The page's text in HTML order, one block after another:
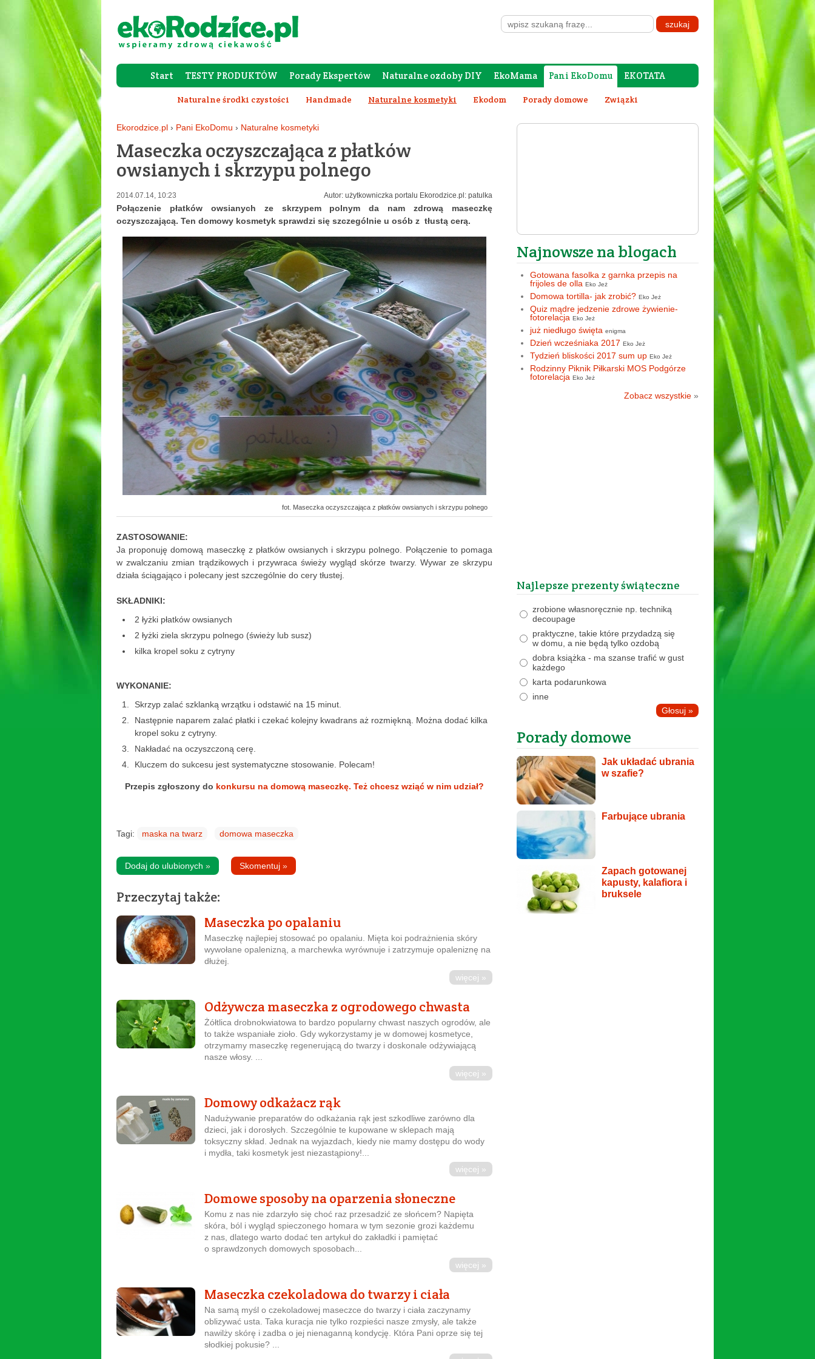
Start TESTY PRODUKTÓW Porady Ekspertów Naturalne ozdoby DIY EkoMama Pani EkoDomu EKOTATA
Forum Rodziców Galeria Szafing
Naturalne środki czystości Handmade Naturalne kosmetyki Ekodom Porady domowe Związki
Ekorodzice.pl › Pani EkoDomu › Naturalne kosmetyki
Maseczka oczyszczająca z płatków
owsianych i skrzypu polnego
Autor: użytkowniczka portalu Ekorodzice.pl: patulka
2014.07.14, 10:23
Połączenie płatków owsianych ze skrzypem polnym da nam zdrową maseczkę
oczyszczającą. Ten domowy kosmetyk sprawdzi się szczególnie u osób z tłustą cerą.
fot. Maseczka oczyszczająca z płatków owsianych i skrzypu polnego
ZASTOSOWANIE:
Ja proponuję domową maseczkę z płatków owsianych i skrzypu polnego. Połączenie to pomaga
w zwalczaniu zmian trądzikowych i przywraca świeży wygląd skórze twarzy. Wywar ze skrzypu
działa ściągająco i polecany jest szczególnie do cery tłustej.
SKŁADNIKI:
2 łyżki płatków owsianych
2 łyżki ziela skrzypu polnego (świeży lub susz)
kilka kropel soku z cytryny
WYKONANIE:
Skrzyp zalać szklanką wrzątku i odstawić na 15 minut.
Następnie naparem zalać płatki i czekać kolejny kwadrans aż rozmiękną. Można dodać kilka
kropel soku z cytryny.
Nakładać na oczyszczoną cerę.
Kluczem do sukcesu jest systematyczne stosowanie. Polecam!
Przepis zgłoszony do konkursu na domową maseczkę. Też chcesz wziąć w nim udział?
Tagi: maska na twarz domowa maseczka
Dodaj do ulubionych » Skomentuj »
Przeczytaj także:
Maseczka po opalaniu
Maseczkę najlepiej stosować po opalaniu. Mięta koi podrażnienia skóry
wywołane opalenizną, a marchewka wyrównuje i zatrzymuje opaleniznę na
dłużej.
więcej »
Odżywcza maseczka z ogrodowego chwasta
Żółtlica drobnokwiatowa to bardzo popularny chwast naszych ogrodów, ale
to także wspaniałe zioło. Gdy wykorzystamy je w domowej kosmetyce,
otrzymamy maseczkę regenerującą do twarzy i doskonale odżywiającą
nasze włosy. ...
więcej »
Domowy odkażacz rąk
Nadużywanie preparatów do odkażania rąk jest szkodliwe zarówno dla
dzieci, jak i dorosłych. Szczególnie te kupowane w sklepach mają
toksyczny skład. Jednak na wyjazdach, kiedy nie mamy dostępu do wody
i mydła, taki kosmetyk jest niezastąpiony!...
więcej »
Domowe sposoby na oparzenia słoneczne
Komu z nas nie zdarzyło się choć raz przesadzić ze słońcem? Napięta
skóra, ból i wygląd spieczonego homara w tym sezonie grozi każdemu
z nas, dlatego warto dodać ten artykuł do zakładki i pamiętać
o sprawdzonych domowych sposobach...
więcej »
Maseczka czekoladowa do twarzy i ciała
Na samą myśl o czekoladowej maseczce do twarzy i ciała zaczynamy
oblizywać usta. Taka kuracja nie tylko rozpieści nasze zmysły, ale także
nawilży skórę i zadba o jej nienaganną kondycję. Która Pani oprze się tej
słodkiej pokusie? ...
Najnowsze na blogach
Gotowana fasolka z garnka przepis na
frijoles de olla Eko Jeż
Domowa tortilla- jak zrobić? Eko Jeż
Quiz mądre jedzenie zdrowe żywienie-
fotorelacja Eko Jeż
już niedługo święta enigma
Dzień wcześniaka 2017 Eko Jeż
Tydzień bliskości 2017 sum up Eko Jeż
Rodzinny Piknik Piłkarski MOS Podgórze
fotorelacja Eko Jeż
Zobacz wszystkie »
Najlepsze prezenty świąteczne
zrobione własnoręcznie np. techniką
decoupage
praktyczne, takie które przydadzą się
w domu, a nie będą tylko ozdobą
dobra książka - ma szanse trafić w gust
każdego
karta podarunkowa
inne
Porady domowe
Jak układać ubrania
w szafie?
Farbujące ubrania
Zapach gotowanej
kapusty, kalafiora i
bruksele